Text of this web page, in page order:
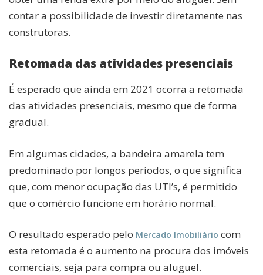
contar a possibilidade de investir diretamente nas
construtoras.
Retomada das atividades presenciais
É esperado que ainda em 2021 ocorra a retomada
das atividades presenciais, mesmo que de forma
gradual.
Em algumas cidades, a bandeira amarela tem
predominado por longos períodos, o que significa
que, com menor ocupação das UTI’s, é permitido
que o comércio funcione em horário normal.
O resultado esperado pelo Mercado Imobiliário com
esta retomada é o aumento na procura dos imóveis
comerciais, seja para compra ou aluguel.